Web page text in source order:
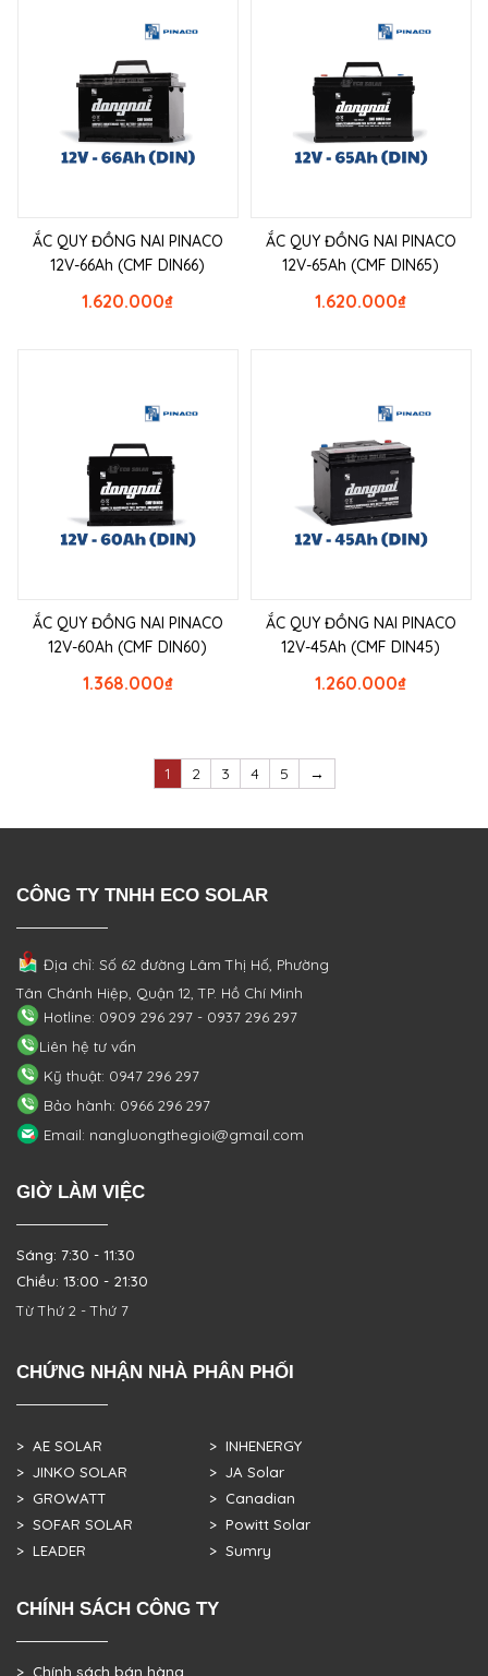
ẮC QUY ĐỒNG NAI PINACO
12V-66Ah (CMF DIN66)
₫
1.620.000
ẮC QUY ĐỒNG NAI PINACO
12V-65Ah (CMF DIN65)
₫
1.620.000
ẮC QUY ĐỒNG NAI PINACO
12V-60Ah (CMF DIN60)
₫
1.368.000
ẮC QUY ĐỒNG NAI PINACO
12V-45Ah (CMF DIN45)
₫
1.260.000
1 2 3 4 5 →
CÔNG TY TNHH ECO SOLAR
Địa chỉ: Số 62 đường Lâm Thị Hố, Phường
Tân Chánh Hiệp, Quận 12, TP. Hồ Chí Minh
Hotline: 0909 296 297 - 0937 296 297
Liên hệ tư vấn
Kỹ thuật: 0947 296 297
Bảo hành: 0966 296 297
Email: nangluongthegioi@gmail.com
GIỜ LÀM VIỆC
Sáng: 7:30 - 11:30
Chiều: 13:00 - 21:30
Từ Thứ 2 - Thứ 7
CHỨNG NHẬN NHÀ PHÂN PHỐI
> AE SOLAR
> JINKO SOLAR
> GROWATT
> SOFAR SOLAR
> LEADER
> INHENERGY
> JA Solar
> Canadian
> Powitt Solar
> Sumry
CHÍNH SÁCH CÔNG TY
> Chính sách bán hàng